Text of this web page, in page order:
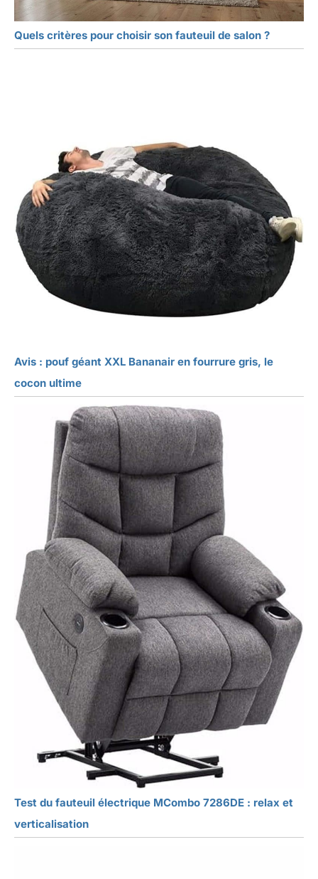
Quels critères pour choisir son fauteuil de salon ?
Avis : pouf géant XXL Bananair en fourrure gris, le
cocon ultime
Test du fauteuil électrique MCombo 7286DE : relax et
verticalisation